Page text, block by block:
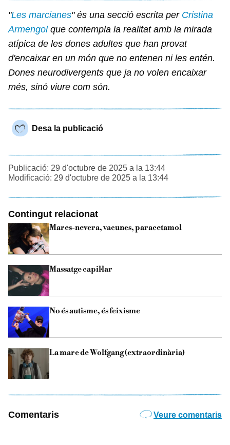
"Les marcianes" és una secció escrita per Cristina
Armengolque contempla la realitat amb la mirada
atípica de les dones adultes que han provat
d'encaixar en un món que no entenen ni les entén.
Dones neurodivergents que ja no volen encaixar
més, sinó viure com són.
Desa la publicació
Publicació: 29 d'octubre de 2025 a la 13:44
Modificació: 29 d'octubre de 2025 a la 13:44
Contingut relacionat
Mares-nevera, vacunes, paracetamol
Massatge capil·lar
No és autisme, és feixisme
La mare de Wolfgang (extraordinària)
Comentaris Veure comentaris